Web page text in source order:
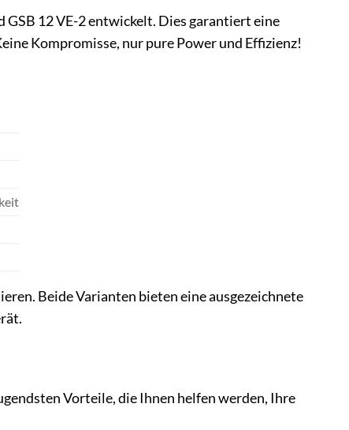
GSB 12 VE-2 entwickelt. Dies garantiert eine
Kompromisse, nur pure Power und Effizienz!
Beide Varianten bieten eine ausgezeichnete
Vorteile, die Ihnen helfen werden, Ihre